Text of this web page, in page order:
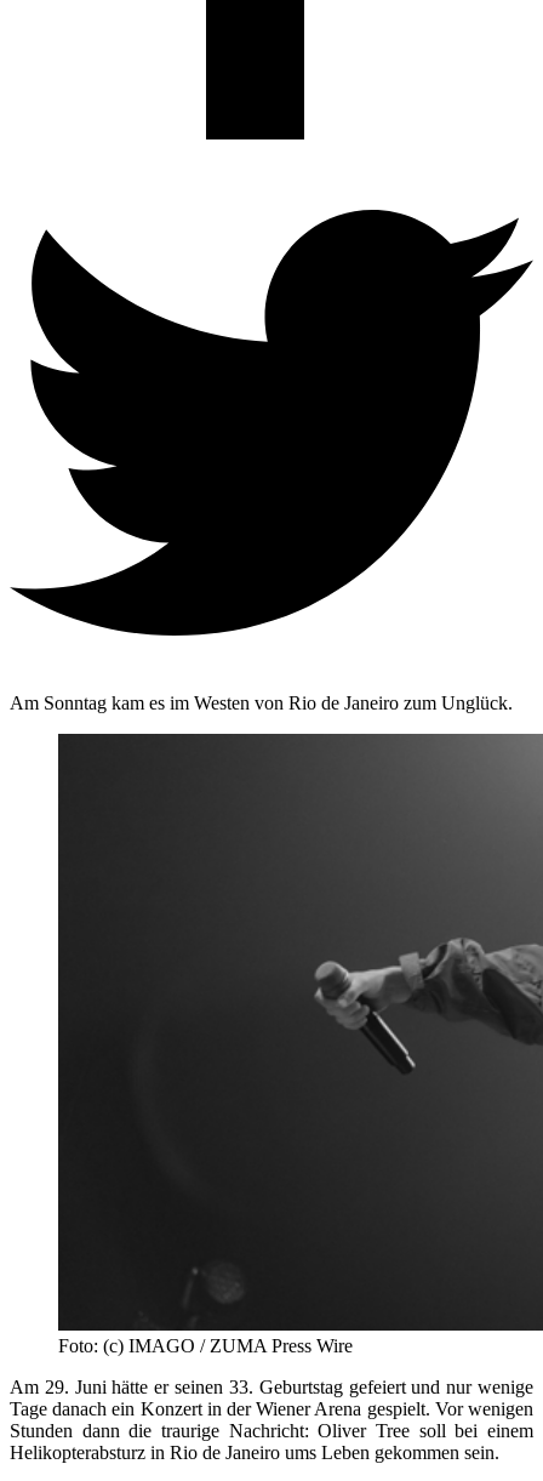
Am Sonntag kam es im Westen von Rio de Janeiro zum Unglück.
Foto: (c) IMAGO / ZUMA Press Wire
Am 29. Juni hätte er seinen 33. Geburtstag gefeiert und nur wenige
Tage danach ein Konzert in der Wiener Arena gespielt. Vor wenigen
Stunden dann die traurige Nachricht: Oliver Tree soll bei einem
Helikopterabsturz in Rio de Janeiro ums Leben gekommen sein.